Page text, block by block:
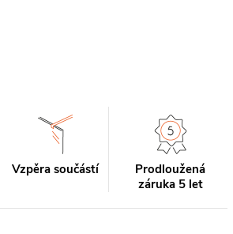
Vzpěra součástí
Prodloužená
záruka 5 let